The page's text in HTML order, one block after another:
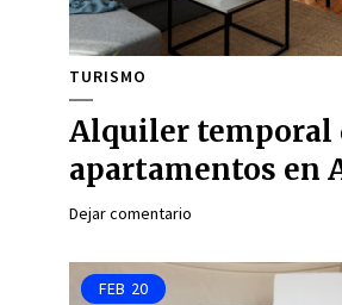
TURISMO
Alquiler temporal
apartamentos en
Dejar comentario
FEB 20